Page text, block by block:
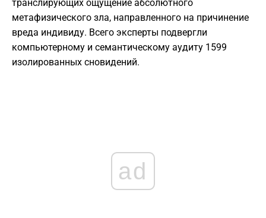
транслирующих ощущение абсолютного
метафизического зла, направленного на причинение
вреда индивиду. Всего эксперты подвергли
компьютерному и семантическому аудиту 1599
изолированных сновидений.
ad